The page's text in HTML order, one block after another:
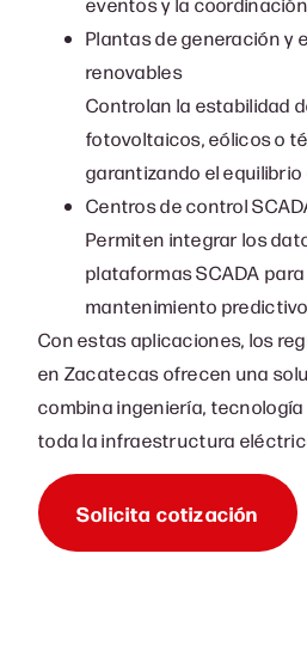
Plantas de generación y
renovables
Controlan la estabilidad
fotovoltaicos, eólicos o
garantizando el equilibrio
Centros de control
Permiten integrar los
plataformas SCADA
mantenimiento
Con estas aplicaciones, los
en Zacatecas ofrecen una
combina ingeniería,
toda la infraestructura
Solicita cotización